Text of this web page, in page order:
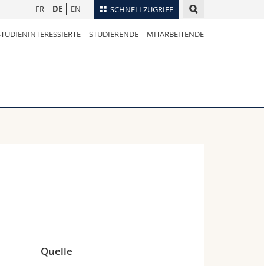
SCHNELLZUGRIFF
Personenverzeichnis
Vorlesungsverzeichnis
FR DE EN
STUDIERENDE MITARBEITENDE
Quelle